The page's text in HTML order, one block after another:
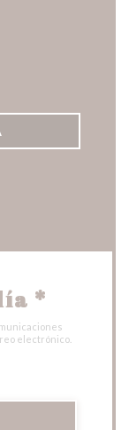
*
electrónico.